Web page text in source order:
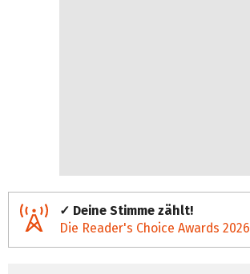
✓ Deine Stimme zählt!
Die Reader's Choice Awards 2026